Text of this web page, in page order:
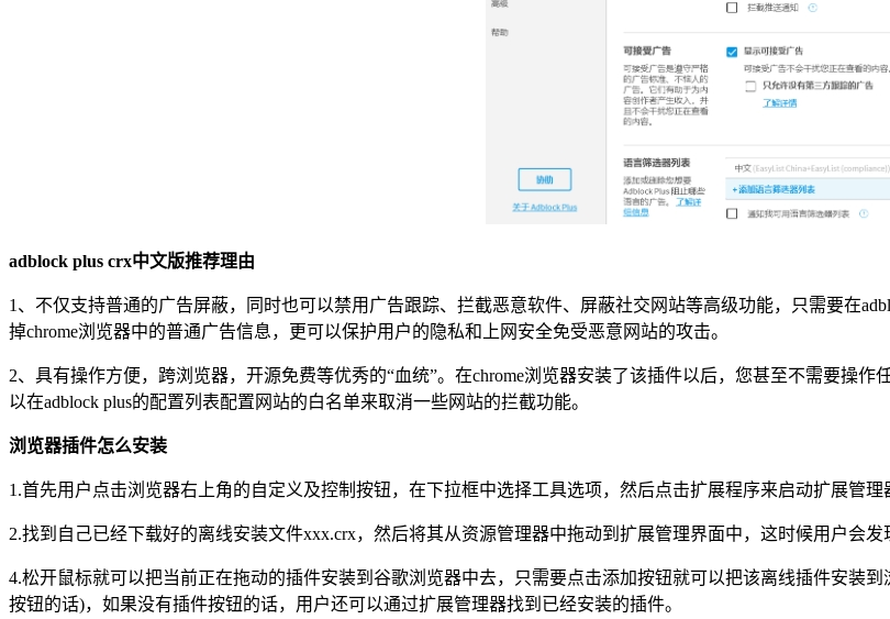
adblock plus crx中文版推荐理由
1、不仅支持普通的广告屏蔽，同时也可以禁用广告跟踪、拦截恶意软件、屏蔽社交网站等高级功能，只需要在
掉chrome浏览器中的普通广告信息，更可以保护用户的隐私和上网安全免受恶意网站的攻击。
2、具有操作方便，跨浏览器，开源免费等优秀的“血统”。在chrome浏览器安装了该插件以后，您甚至不需要操
以在adblock plus的配置列表配置网站的白名单来取消一些网站的拦截功能。
浏览器插件怎么安装
1.首先用户点击浏览器右上角的自定义及控制按钮，在下拉框中选择工具选项，然后点击扩展程序来启动扩展管理
2.找到自己已经下载好的离线安装文件xxx.crx，然后将其从资源管理器中拖动到扩展管理界面中，这时候用户会
4.松开鼠标就可以把当前正在拖动的插件安装到谷歌浏览器中去，只需要点击添加按钮就可以把该离线插件安装
按钮的话)，如果没有插件按钮的话，用户还可以通过扩展管理器找到已经安装的插件。